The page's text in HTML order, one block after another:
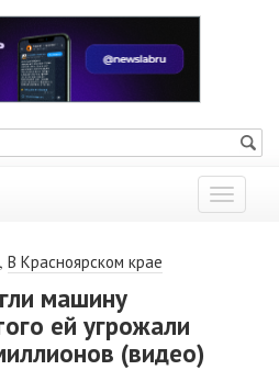
Показать
меню
, В Красноярском крае
машину
ей угрожали
(видео)